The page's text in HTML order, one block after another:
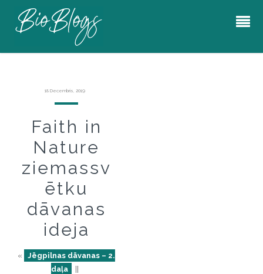
18 Decembris, 2019
Faith in
Nature
ziemassv
ētku
dāvanas
ideja
«
Jēgpilnas dāvanas – 2.
daļa